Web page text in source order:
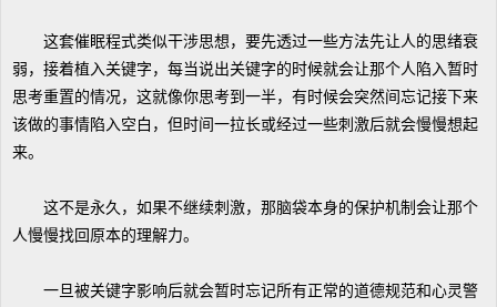
这套催眠程式类似干涉思想，要先透过一些方法先让人的思绪衰
弱，接着植入关键字，每当说出关键字的时候就会让那个人陷入暂时
思考重置的情况，这就像你思考到一半，有时候会突然间忘记接下来
该做的事情陷入空白，但时间一拉长或经过一些刺激后就会慢慢想起
来。
这不是永久，如果不继续刺激，那脑袋本身的保护机制会让那个
人慢慢找回原本的理解力。
一旦被关键字影响后就会暂时忘记所有正常的道德规范和心灵警